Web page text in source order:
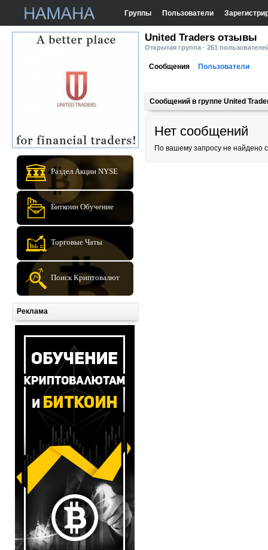
Группы Пользователи
Раздел Акции NYSE
Биткоин Обучение
Торговые Чаты
Поиск Криптовалют
Реклама
United Traders отзывы
Открытая группа · 261
Сообщения Пользователи
Сообщений в группе United
Нет сообщений
По вашему запросу не найдено